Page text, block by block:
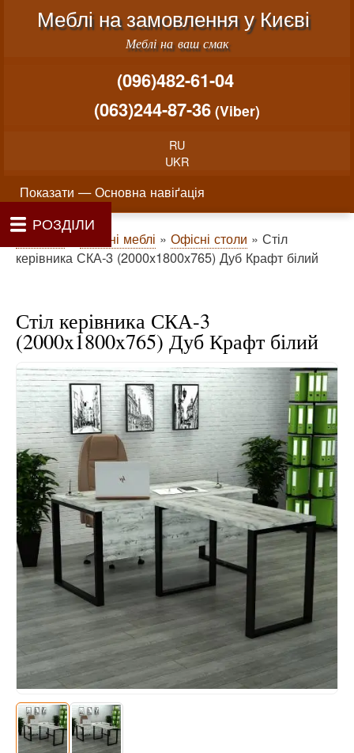
Перейти до основного
Меню облікового запису користувача
Меблі на замовлення у Києві
Меблі на ваш смак
(096)482-61-04
(063)244-87-36 (Viber)
RU
UKR
Основна навіґація
Показати — Основна навіґація
Головна
Як проводиться замовлення меблів
Про нас
Матеріали та фурнітура
Вартість виготовлення меблів
Контакти
Фотогалерея
Рядок навіґації
Головна Офісні меблі Офісні столи
Стіл
керівника СКА-3 (2000x1800x765) Дуб Крафт білий
Стіл керівника СКА-3
(2000x1800x765) Дуб Крафт білий
РОЗДІЛИ